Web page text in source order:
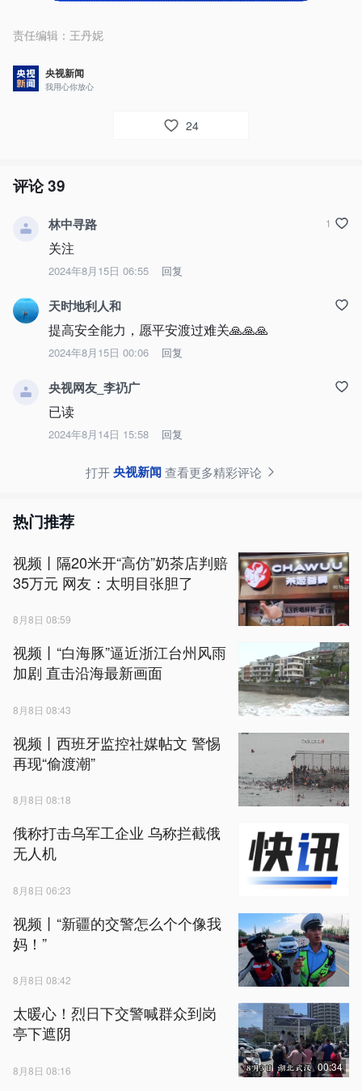
责任编辑： 王丹妮
央视新闻
我用心你放心
24
评论39
林中寻路
关注
2024年8月15日 06:55 回复
1
天时地利人和
提高安全能力，愿平安渡过难关🙏🙏🙏
2024年8月15日 00:06 回复
央视网友_李礽广
已读
2024年8月14日 15:58 回复
打开央视新闻查看更多精彩评论
热门推荐
视频丨隔20米开“高仿”奶茶店判赔
35万元 网友：太明目张胆了
8月8日 08:59
视频丨“白海豚”逼近浙江台州风雨
加剧 直击沿海最新画面
8月8日 08:43
视频丨西班牙监控社媒帖文 警惕
再现“偷渡潮”
8月8日 08:18
俄称打击乌军工企业 乌称拦截俄
无人机
8月8日 06:23
视频丨“新疆的交警怎么个个像我
妈！”
8月8日 08:42
太暖心！烈日下交警喊群众到岗
亭下遮阴
8月8日 08:16 00:34